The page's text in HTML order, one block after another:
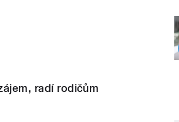
radí rodičům